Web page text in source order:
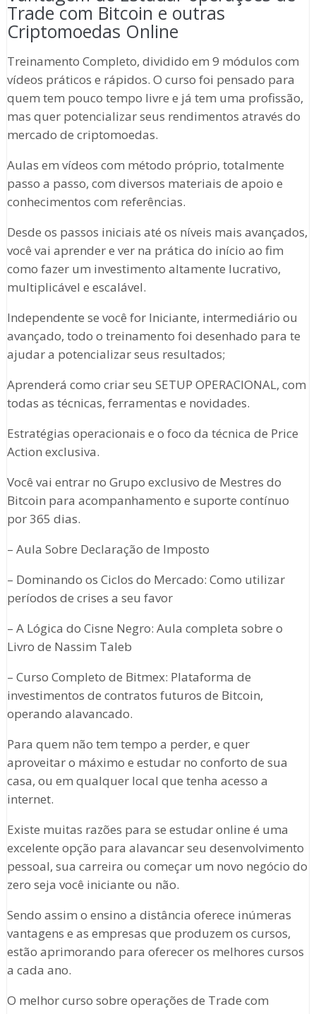
Trade com Bitcoin e outras
Criptomoedas Online
Treinamento Completo, dividido em 9 módulos com
vídeos práticos e rápidos. O curso foi pensado para
quem tem pouco tempo livre e já tem uma profissão,
mas quer potencializar seus rendimentos através do
mercado de criptomoedas.
Aulas em vídeos com método próprio, totalmente
passo a passo, com diversos materiais de apoio e
conhecimentos com referências.
Desde os passos iniciais até os níveis mais avançados,
você vai aprender e ver na prática do início ao fim
como fazer um investimento altamente lucrativo,
multiplicável e escalável.
Independente se você for Iniciante, intermediário ou
avançado, todo o treinamento foi desenhado para te
ajudar a potencializar seus resultados;
Aprenderá como criar seu SETUP OPERACIONAL, com
todas as técnicas, ferramentas e novidades.
Estratégias operacionais e o foco da técnica de Price
Action exclusiva.
Você vai entrar no Grupo exclusivo de Mestres do
Bitcoin para acompanhamento e suporte contínuo
por 365 dias.
– Aula Sobre Declaração de Imposto
– Dominando os Ciclos do Mercado: Como utilizar
períodos de crises a seu favor
– A Lógica do Cisne Negro: Aula completa sobre o
Livro de Nassim Taleb
– Curso Completo de Bitmex: Plataforma de
investimentos de contratos futuros de Bitcoin,
operando alavancado.
Para quem não tem tempo a perder, e quer
aproveitar o máximo e estudar no conforto de sua
casa, ou em qualquer local que tenha acesso a
internet.
Existe muitas razões para se estudar online é uma
excelente opção para alavancar seu desenvolvimento
pessoal, sua carreira ou começar um novo negócio do
zero seja você iniciante ou não.
Sendo assim o ensino a distância oferece inúmeras
vantagens e as empresas que produzem os cursos,
estão aprimorando para oferecer os melhores cursos
a cada ano.
O melhor curso sobre operações de Trade com